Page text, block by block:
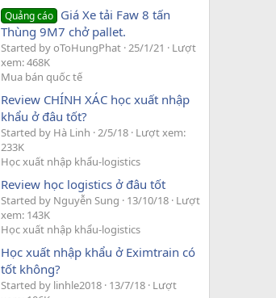
Quảng cáo Giá Xe tải Faw 8 tấn
Thùng 9M7 chở pallet.
Started by oToHungPhat 25/1/21
Lượt
xem: 468K
Mua bán quốc tế
Review CHÍNH XÁC học xuất nhập
khẩu ở đâu tốt?
Started by Hà Linh 2/5/18 Lượt xem:
233K
Học xuất nhập khẩu-logistics
Review học logistics ở đâu tốt
Started by Nguyễn Sung 13/10/18 Lượt
xem: 143K
Học xuất nhập khẩu-logistics
Học xuất nhập khẩu ở Eximtrain có
tốt không?
Started by linhle2018 13/7/18 Lượt